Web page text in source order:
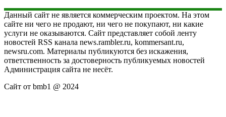
Данный сайт не является коммерческим проектом. На этом
сайте ни чего не продают, ни чего не покупают, ни какие
услуги не оказываются. Сайт представляет собой ленту
новостей RSS канала news.rambler.ru, kommersant.ru,
newsru.com. Материалы публикуются без искажения,
ответственность за достоверность публикуемых новостей
Администрация сайта не несёт.
Сайт от bmb1 @ 2024